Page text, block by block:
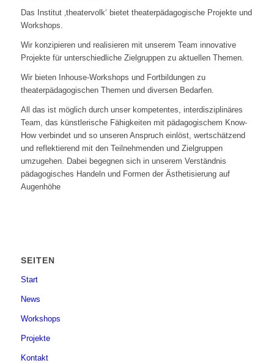
Das Institut ‚theatervolk‘ bietet theaterpädagogische Projekte und
Workshops.
Wir konzipieren und realisieren mit unserem Team innovative
Projekte für unterschiedliche Zielgruppen zu aktuellen Themen.
Wir bieten Inhouse-Workshops und Fortbildungen zu
theaterpädagogischen Themen und diversen Bedarfen.
All das ist möglich durch unser kompetentes, interdisziplinäres
Team, das künstlerische Fähigkeiten mit pädagogischem Know-
How verbindet und so unseren Anspruch einlöst, wertschätzend
und reflektierend mit den Teilnehmenden und Zielgruppen
umzugehen. Dabei begegnen sich in unserem Verständnis
pädagogisches Handeln und Formen der Ästhetisierung auf
Augenhöhe
SEITEN
Start
News
Workshops
Projekte
Kontakt